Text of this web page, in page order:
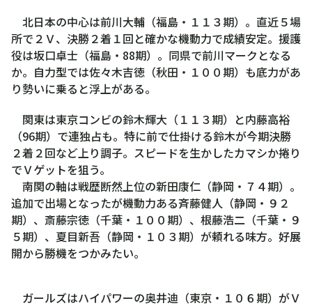
北日本の中心は前川大輔（福島・１１３期）。直近５場
所で２Ｖ、決勝２着１回と確かな機動力で成績安定。援護
役は坂口卓士（福島・88期）。同県で前川マークとなる
か。自力型では佐々木吉徳（秋田・１００期）も底力があ
り勢いに乗ると浮上がある。
関東は東京コンビの鈴木輝大（１１３期）と内藤高裕
（96期）で連独占も。特に前で仕掛ける鈴木が今期決勝
２着２回など上り調子。スピードを生かしたカマシか捲り
でＶゲットを狙う。
南関の軸は戦歴断然上位の新田康仁（静岡・７４期）。
追加で出場となったが機動力ある斉藤健人（静岡・９２
期）、斎藤宗徳（千葉・１００期）、根藤浩二（千葉・９
５期）、夏目新吾（静岡・１０３期）が頼れる味方。好展
開から勝機をつかみたい。
ガールズはハイパワーの奥井迪（東京・１０６期）がＶ